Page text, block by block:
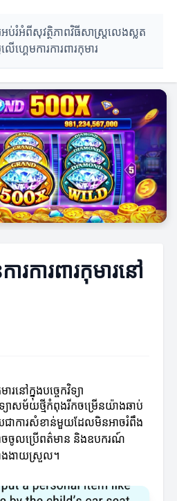
អប់រំអំពីសុវត្ថិភាពវិធីសាស្ត្រលេងស្លត
លើហ្គេមការការពារកុមារ
រការពារកុមារ​នៅ
រ​នៅក្នុងបច្ចេកវិទ្យា
ាសម័យថ្មីកំពុងរីកចម្រើនយ៉ាងឆាប់
យជាការសំខាន់មួយដែលមិនអាចរំពឹង
ច​ចូលប្រើពត៌មាន និងឧបករណ៍
ាងងាយស្រួល។